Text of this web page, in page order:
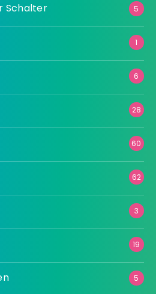
Schalter 5
1
6
28
60
62
3
19
5